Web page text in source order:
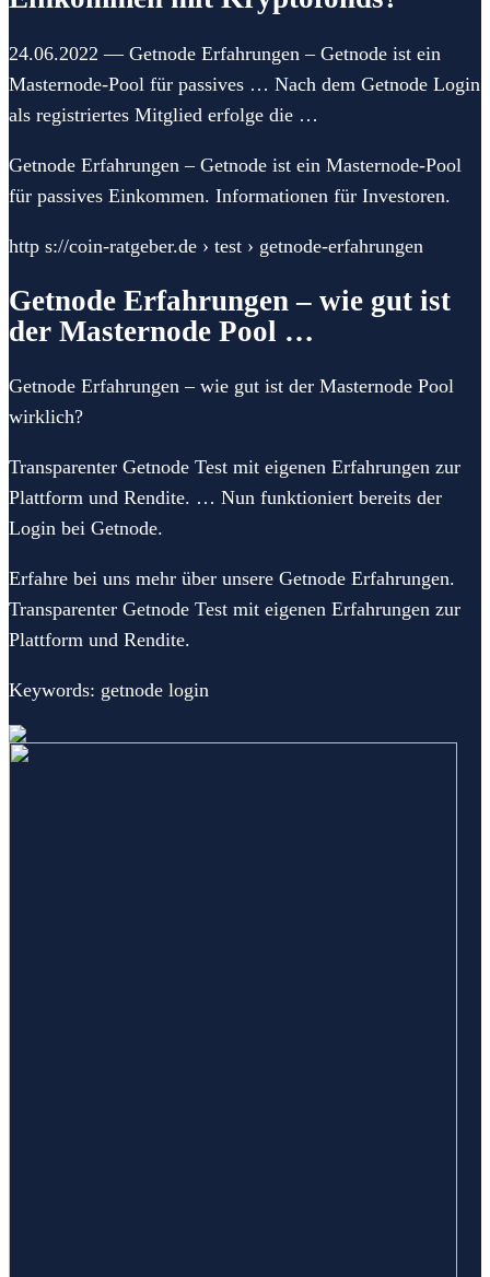
24.06.2022 — Getnode Erfahrungen – Getnode ist ein
Masternode-Pool für passives … Nach dem Getnode Login
als registriertes Mitglied erfolge die …
Getnode Erfahrungen – Getnode ist ein Masternode-Pool
für passives Einkommen. Informationen für Investoren.
http s://coin-ratgeber.de › test › getnode-erfahrungen
Getnode Erfahrungen – wie gut ist
der Masternode Pool …
Getnode Erfahrungen – wie gut ist der Masternode Pool
wirklich?
Transparenter Getnode Test mit eigenen Erfahrungen zur
Plattform und Rendite. … Nun funktioniert bereits der
Login bei Getnode.
Erfahre bei uns mehr über unsere Getnode Erfahrungen.
Transparenter Getnode Test mit eigenen Erfahrungen zur
Plattform und Rendite.
Keywords: getnode login